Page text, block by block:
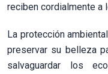
reciben cordialmente a
La protección
preservar su belleza
salvaguardar los